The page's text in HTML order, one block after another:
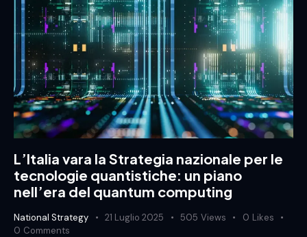
L’Italia vara la Strategia nazionale per le
tecnologie quantistiche: un piano
nell’era del quantum computing
National Strategy 21 Luglio 2025 505 Views 0 Likes
0 Comments